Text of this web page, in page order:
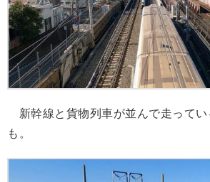
新幹線と貨物列車が並んで走ってい
も。